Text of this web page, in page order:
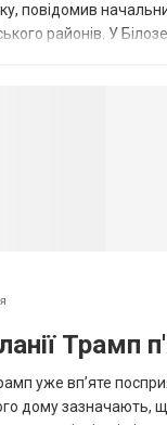
повідомив
районів. У
Трамп
уже впʼяте
дому зазначають,